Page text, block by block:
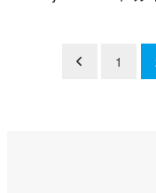
投稿日
1